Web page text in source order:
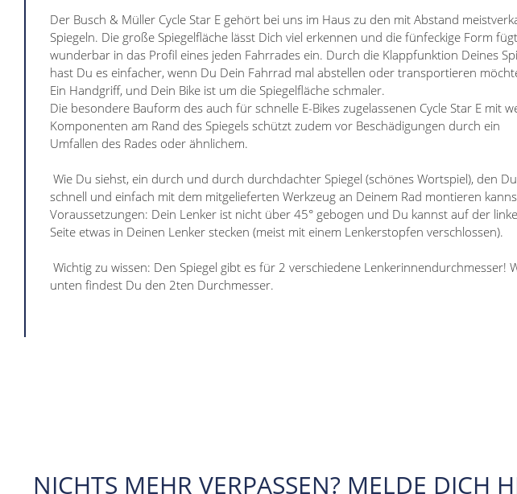
Der Busch & Müller Cycle Star E gehört bei uns im Haus zu den mit Abstand
Spiegeln. Die große Spiegelfläche lässt Dich viel erkennen und die fünfeckige Form
wunderbar in das Profil eines jeden Fahrrades ein. Durch die Klappfunktion Deines
hast Du es einfacher, wenn Du Dein Fahrrad mal abstellen oder transportieren
Ein Handgriff, und Dein Bike ist um die Spiegelfläche schmaler.
Die besondere Bauform des auch für schnelle E-Bikes zugelassenen Cycle Star E mit
Komponenten am Rand des Spiegels schützt zudem vor Beschädigungen durch ein
Umfallen des Rades oder ähnlichem.
Wie Du siehst, ein durch und durch durchdachter Spiegel (schönes Wortspiel), den
schnell und einfach mit dem mitgelieferten Werkzeug an Deinem Rad montieren
Voraussetzungen: Dein Lenker ist nicht über 45° gebogen und Du kannst auf der
Seite etwas in Deinen Lenker stecken (meist mit einem Lenkerstopfen verschlossen).
Wichtig zu wissen: Den Spiegel gibt es für 2 verschiedene Lenkerinnendurchmesser!
unten findest Du den 2ten Durchmesser.
NICHTS MEHR VERPASSEN? MELDE DICH